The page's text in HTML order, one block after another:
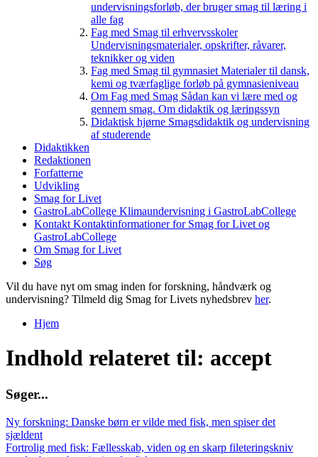
undervisningsforløb, der bruger smag til læring i
alle fag
Fag med Smag til erhvervsskoler
Undervisningsmaterialer, opskrifter, råvarer,
teknikker og viden
Fag med Smag til gymnasiet Materialer til dansk,
kemi og tværfaglige forløb på gymnasieniveau
Om Fag med Smag Sådan kan vi lære med og
gennem smag. Om didaktik og læringssyn
Didaktisk hjørne Smagsdidaktik og undervisning
af studerende
Didaktikken
Redaktionen
Forfatterne
Udvikling
Smag for Livet
GastroLabCollege Klimaundervisning i GastroLabCollege
Kontakt Kontaktinformationer for Smag for Livet og
GastroLabCollege
Om Smag for Livet
Søg
Vil du have nyt om smag inden for forskning, håndværk og
undervisning? Tilmeld dig Smag for Livets nyhedsbrev her.
Hjem
Indhold relateret til: accept
Søger...
Ny forskning: Danske børn er vilde med fisk, men spiser det
sjældent
Fortrolig med fisk: Fællesskab, viden og en skarp fileteringskniv